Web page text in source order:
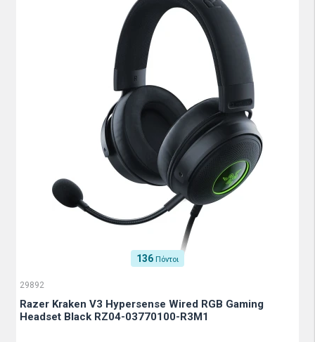
136 Πόντοι
29892
Razer Kraken V3 Hypersense Wired RGB Gaming
Headset Black RZ04-03770100-R3M1